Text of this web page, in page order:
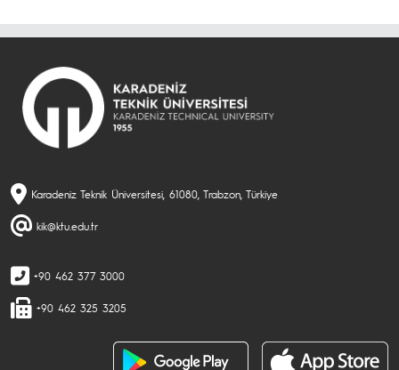
Karadeniz Teknik Üniversitesi, 61080, Trabzon, Türkiye
kik@ktu.edu.tr
+90 462 377 3000
+90 462 325 3205